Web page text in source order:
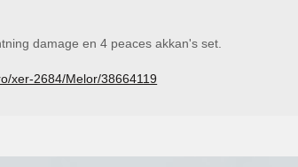
damage en 4 peaces akkan's set.
xer-2684/Melor/38664119